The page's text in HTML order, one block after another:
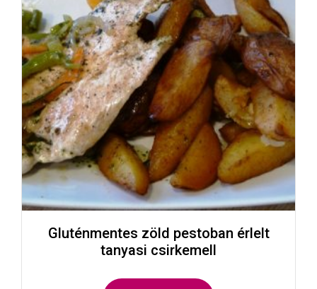
Gluténmentes zöld pestoban érlelt
tanyasi csirkemell